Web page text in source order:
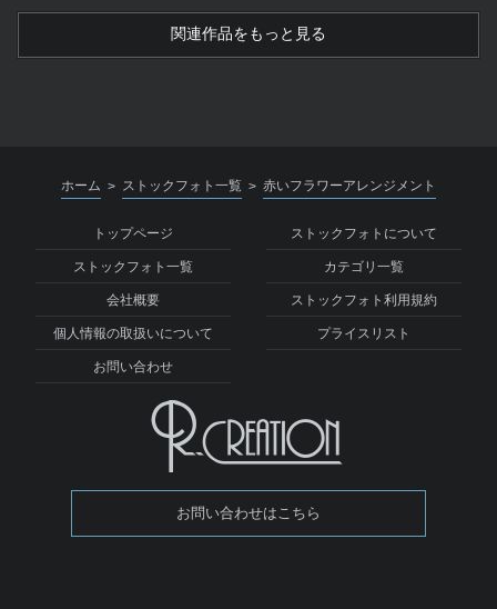
関連作品をもっと見る
ホーム > ストックフォト一覧 > 赤いフラワーアレンジメント
トップページ ストックフォトについて
ストックフォト一覧 カテゴリ一覧
会社概要 ストックフォト利用規約
個人情報の取扱いについて プライスリスト
お問い合わせ
お問い合わせはこちら